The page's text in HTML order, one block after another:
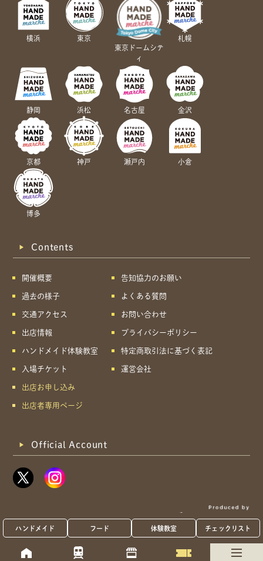
ハンドメイド フード 体験教室 チェックリスト
横浜
東京
東京ドームシテ
ィ
札幌
静岡 浜松 名古屋 金沢
京都 神戸 瀬戸内 小倉
博多
Contents
開催概要
過去の様子
交通アクセス
出店情報
ハンドメイド体験教室
入場チケット
出店お申し込み
出店者専用ページ
告知協力のお願い
よくある質問
お問い合わせ
プライバシーポリシー
特定商取引法に基づく表記
運営会社
Official Account